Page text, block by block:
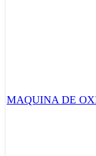
MAQUINA DE